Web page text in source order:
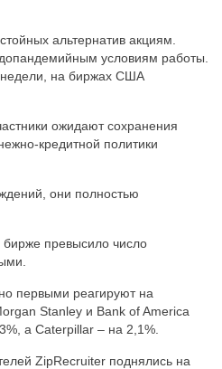
альтернатив акциям.
условиям работы.
недели, на биржах США
ожидают сохранения
кредитной политики
они полностью
превысило число
первыми реагируют на
Stanley и Bank of America
а Caterpillar – на 2,1%.
ZipRecruiter поднялись на